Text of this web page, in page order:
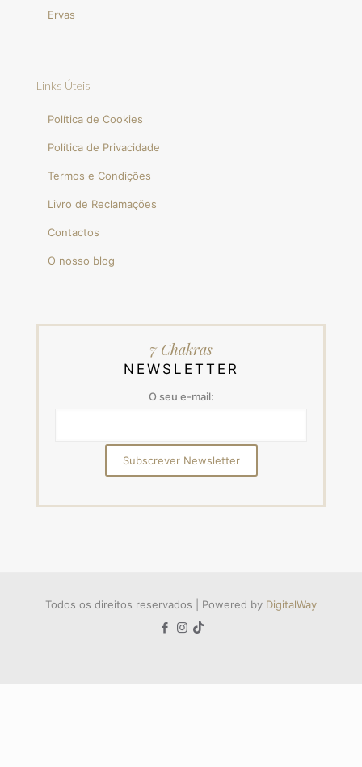
Ervas
Links Úteis
Política de Cookies
Política de Privacidade
Termos e Condições
Livro de Reclamações
Contactos
O nosso blog
7 Chakras
NEWSLETTER
O seu e-mail:
Todos os direitos reservados | Powered by DigitalWay